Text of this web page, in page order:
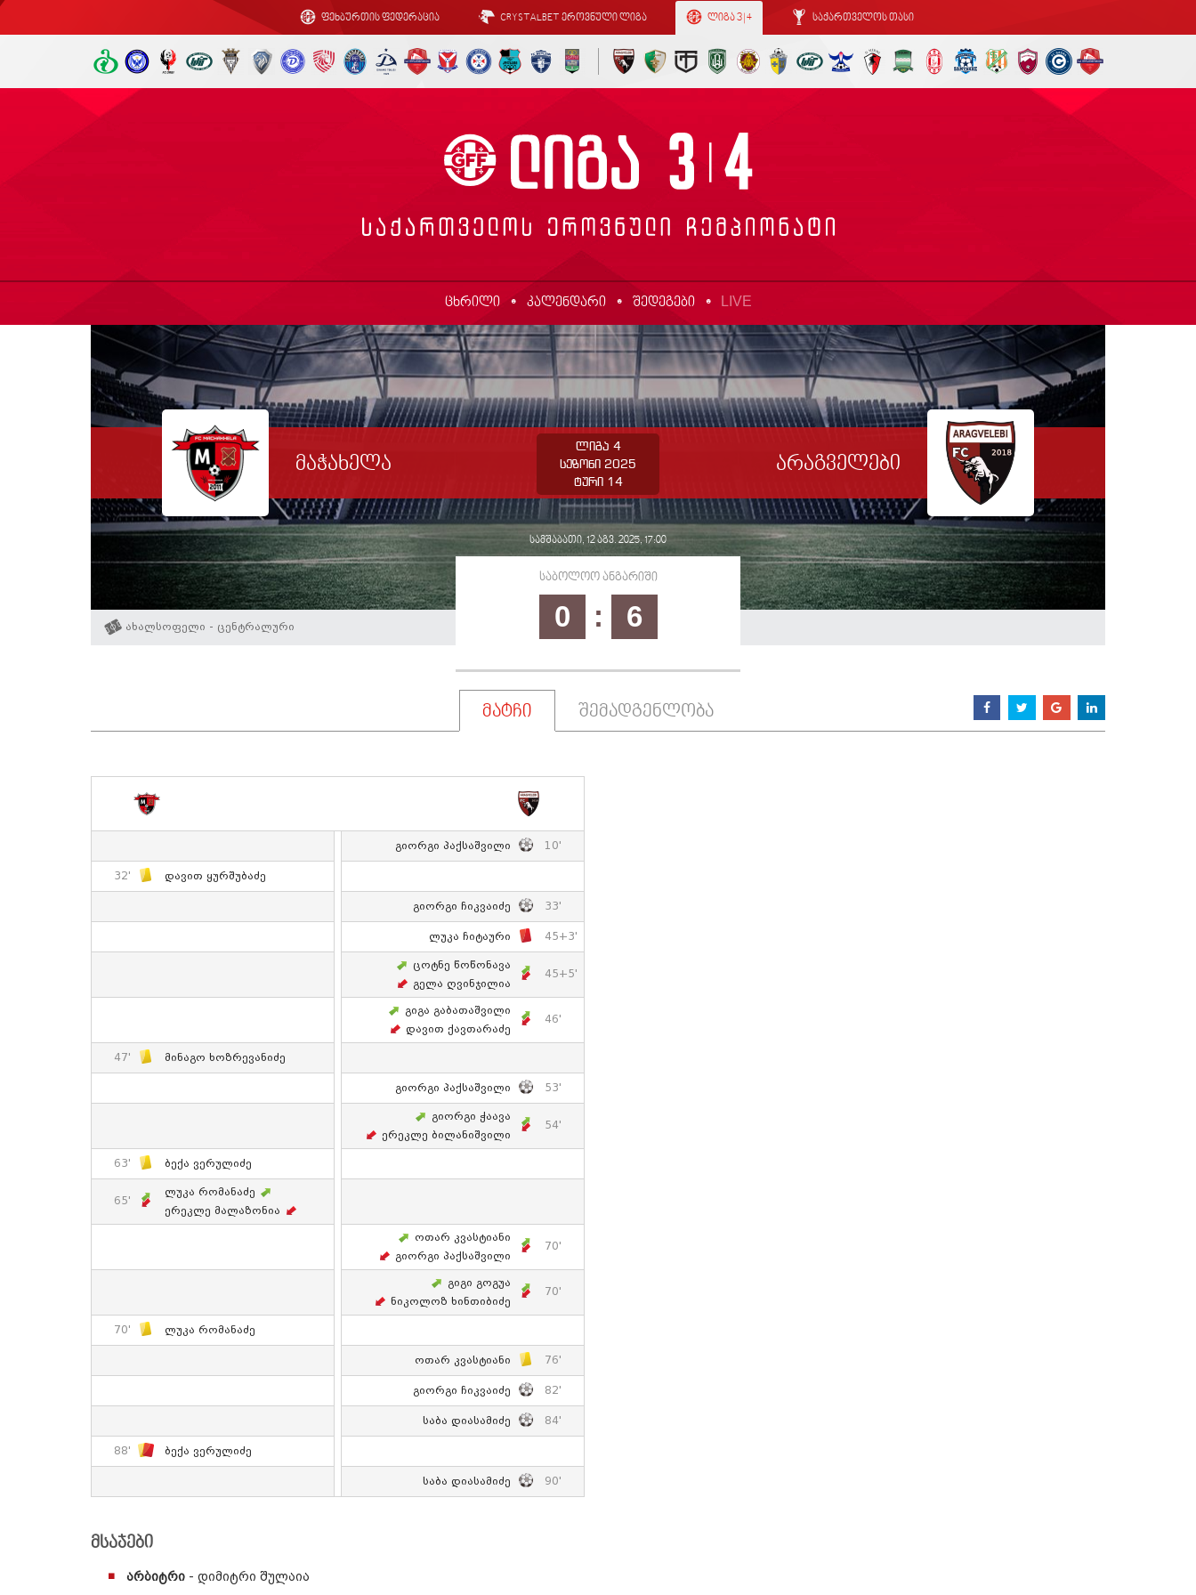
ფეხბურთის ფედერაცია CRYSTALBET ეროვნული ლიგა ლიგა 3 | 4 საქართველოს თასი
ცხრილი კალენდარი შედეგები LIVE
მაჭახელა არაგველები
ლიგა 4
სეზონი 2025
ტური 14
სამშაბათი, 12 აგვ. 2025, 17:00
საბოლოო ანგარიში
0 : 6
ახალსოფელი - ცენტრალური
მატჩი შემადგენლობა
Გიორგი Პაქსაშვილი 10'
32' Დავით Ყურშუბაძე
Გიორგი Ჩიკვაიძე 33'
Ლუკა Ჩიტაური 45+3'
Ცოტნე Წოწონავა
Გელა Ღვინჯილია
45+5'
Გიგა Გაბათაშვილი
Დავით Ქავთარაძე
46'
47' Მინაგო Ხოზრევანიძე
Გიორგი Პაქსაშვილი 53'
Გიორგი Ჭაავა
Ერეკლე Ბილანიშვილი
54'
63' Ბექა Ვერულიძე
65'
Ლუკა Რომანაძე
Ერეკლე Მალაზონია
Ოთარ Კვასტიანი
Გიორგი Პაქსაშვილი
70'
Გიგი Გოგუა
Ნიკოლოზ Ხინთიბიძე
70'
70' Ლუკა Რომანაძე
Ოთარ Კვასტიანი 76'
Გიორგი Ჩიკვაიძე 82'
Საბა Დიასამიძე 84'
88' Ბექა Ვერულიძე
Საბა Დიასამიძე 90'
მსაჯები
არბიტრი - დიმიტრი შულაია